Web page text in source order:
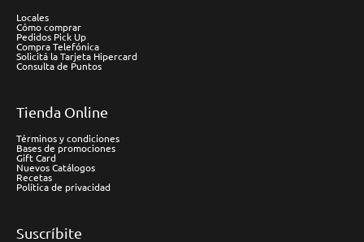
Locales
Cómo comprar
Pedidos Pick Up
Compra Telefónica
Solicitá la Tarjeta Hipercard
Consulta de Puntos
Tienda Online
Términos y condiciones
Bases de promociones
Gift Card
Nuevos Catálogos
Recetas
Política de privacidad
Suscríbite